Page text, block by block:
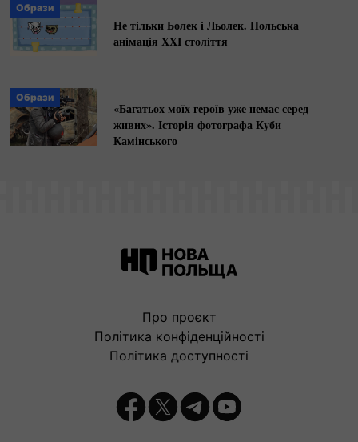
Образи
Не тільки Болек і Льолек. Польська
анімація XXI століття
Образи
«Багатьох моїх героїв уже немає серед
живих». Історія фотографа Куби
Камінського
Про проєкт
Політика конфіденційності
Політика доступності